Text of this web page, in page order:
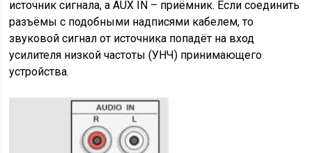
источник сигнала, а AUX IN – приёмник. Если соединить
разъёмы с подобными надписями кабелем, то
звуковой сигнал от источника попадёт на вход
усилителя низкой частоты (УНЧ) принимающего
устройства.